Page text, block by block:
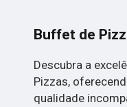
Buffet de
Descubra a
Pizzas,
qualidade